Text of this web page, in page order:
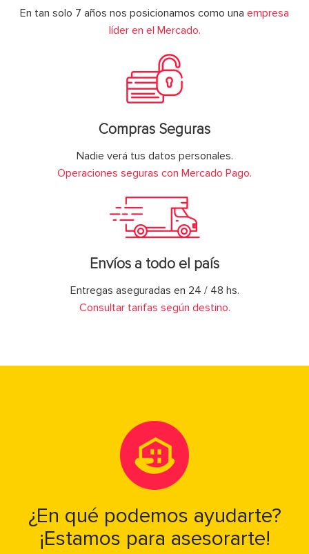
En tan solo 7 años nos posicionamos como una empresa
líder en el Mercado.
Compras Seguras
Nadie verá tus datos personales.
Operaciones seguras con Mercado Pago.
Envíos a todo el país
Entregas aseguradas en 24 / 48 hs.
Consultar tarifas según destino.
¿En qué podemos ayudarte?
¡Estamos para asesorarte!